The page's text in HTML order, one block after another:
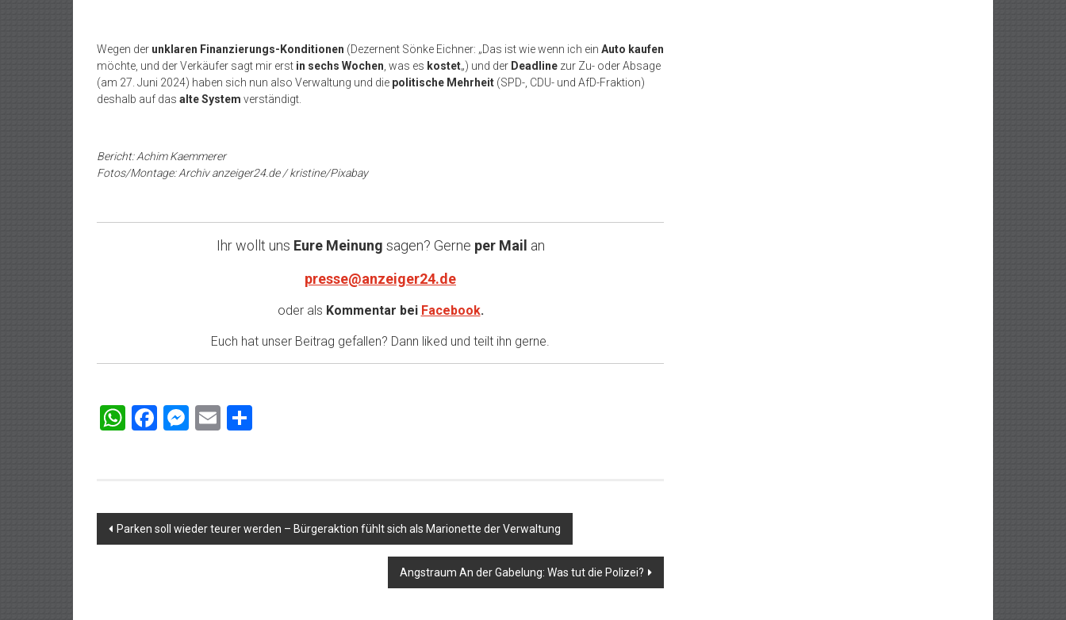
Wegen der unklaren Finanzierungs-Konditionen (Dezernent Sönke Eichner: „Das ist wie wenn ich ein Auto kaufen
möchte, und der Verkäufer sagt mir erst in sechs Wochen, was es kostet„) und der Deadline zur Zu- oder Absage
(am 27. Juni 2024) haben sich nun also Verwaltung und die politische Mehrheit (SPD-, CDU- und AfD-Fraktion)
deshalb auf das alte System verständigt.
Bericht: Achim Kaemmerer
Fotos/Montage: Archiv anzeiger24.de / kristine/Pixabay
Ihr wollt uns Eure Meinung sagen? Gerne per Mail an
presse@anzeiger24.de
oder als Kommentar bei Facebook.
Euch hat unser Beitrag gefallen? Dann liked und teilt ihn gerne.
WhatsApp
Facebook
Messenger
Email
Beitragsnavigation
Parken soll wieder teurer werden – Bürgeraktion fühlt sich als Marionette der Verwaltung
Angstraum An der Gabelung: Was tut die Polizei?